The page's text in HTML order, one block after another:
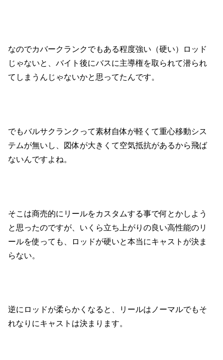
なのでカバークランクでもある程度強い（硬い）ロッド
じゃないと、バイト後にバスに主導権を取られて潜られ
てしまうんじゃないかと思ってたんです。
でもバルサクランクって素材自体が軽くて重心移動シス
テムが無いし、図体が大きくて空気抵抗があるから飛ば
ないんですよね。
そこは商売的にリールをカスタムする事で何とかしよう
と思ったのですが、いくら立ち上がりの良い高性能のリ
ールを使っても、ロッドが硬いと本当にキャストが決ま
らない。
逆にロッドが柔らかくなると、リールはノーマルでもそ
れなりにキャストは決まります。